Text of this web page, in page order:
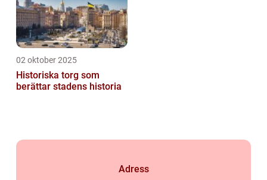
02 oktober 2025
Historiska torg som
berättar stadens historia
Adress